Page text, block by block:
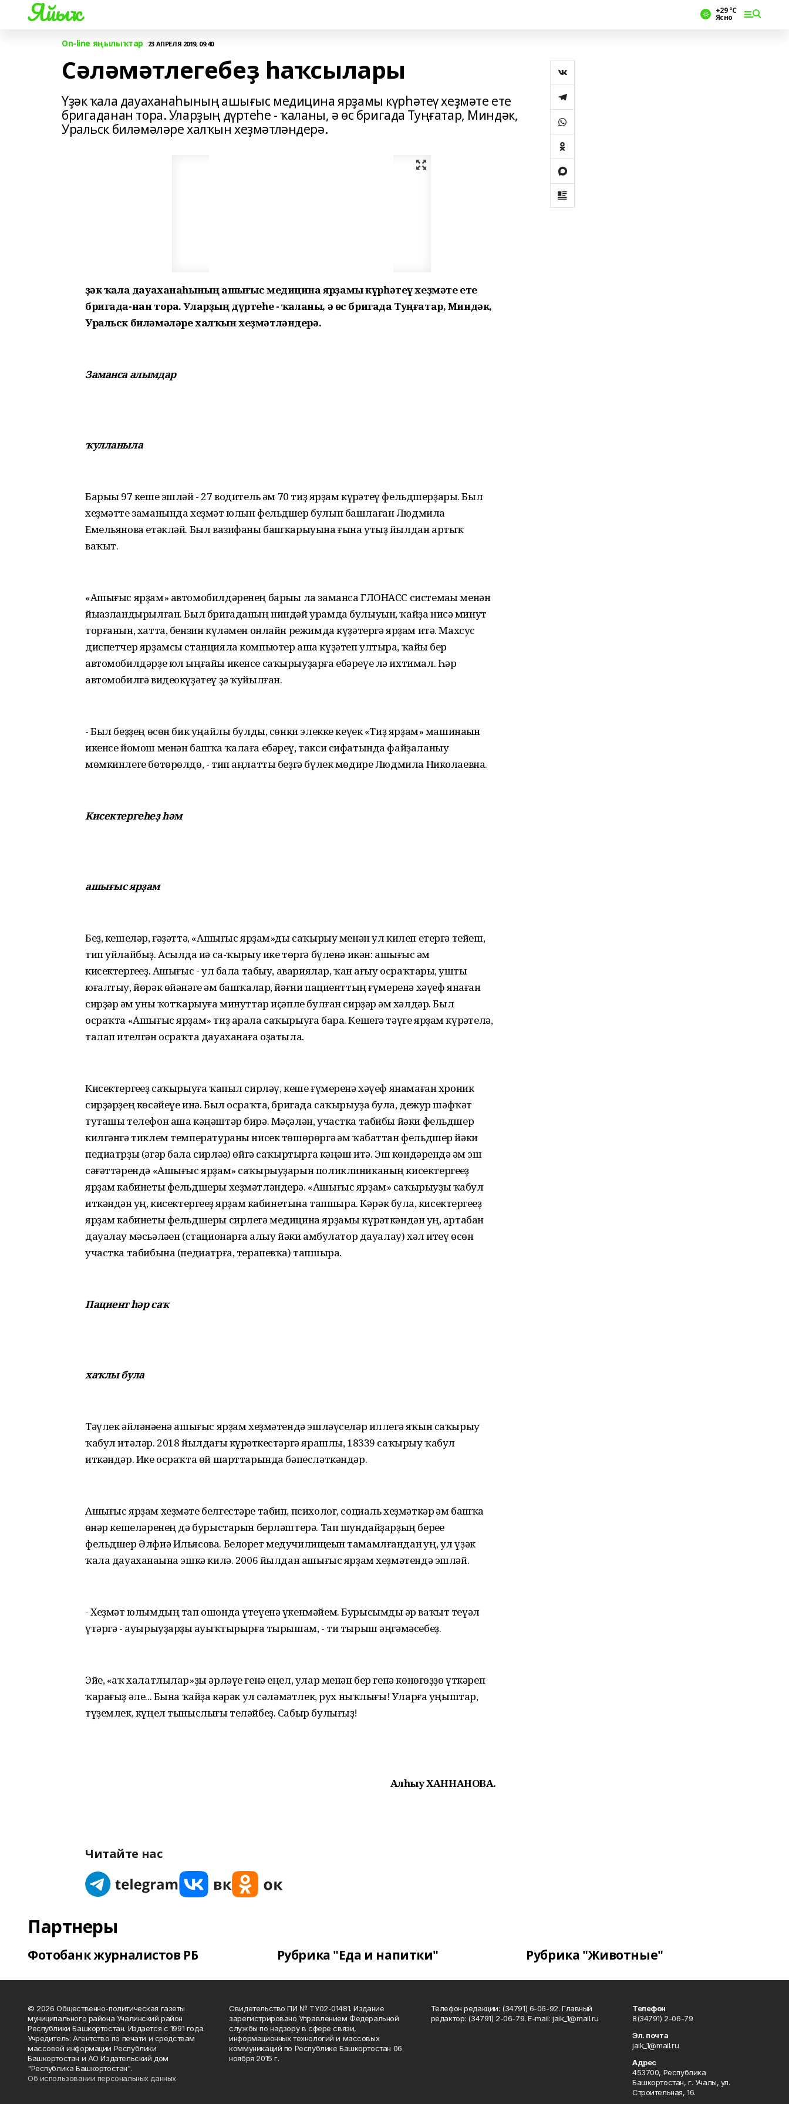
Яйыҡ +29 °С
Ясно
On-line яңылыҡтар 23 АПРЕЛЯ 2019, 09:40
Сәләмәтлегебеҙ һаҡсылары
Үҙәк ҡала дауаханаһының ашығыс медицина ярҙамы күрһәтеү хеҙмәте ете
бригаданан тора. Уларҙың дүртеһе - ҡаланы, ә өс бригада Туңғатар, Миндәк,
Уральск биләмәләре халҡын хеҙмәтләндерә.
Үҙәк ҡала дауаханаһының ашығыс медицина ярҙамы күрһәтеү хеҙмәте ете
бригада-нан тора. Уларҙың дүртеһе - ҡаланы, ә өс бригада Туңғатар, Миндәк,
Уральск биләмәләре халҡын хеҙмәтләндерә.
Заманса алымдар
ҡулланыла
Барыһы 97 кеше эшләй - 27 водитель һәм 70 тиҙ ярҙам күрһәтеү фельдшерҙары. Был
хеҙмәтте заманында хеҙмәт юлын фельдшер булып башлаған Людмила
Емельянова етәкләй. Был вазифаны башҡарыуына ғына утыҙ йылдан артыҡ
ваҡыт.
«Ашығыс ярҙам» автомобилдәренең барыһы ла заманса ГЛОНАСС системаһы менән
йыһазландырылған. Был бригаданың ниндәй урамда булыуын, ҡайҙа нисә минут
торғанын, хатта, бензин күләмен онлайн режимда күҙәтергә ярҙам итә. Махсус
диспетчер ярҙамсы станцияла компьютер аша күҙәтеп ултыра, ҡайһы бер
автомобилдәрҙе юл ыңғайы икенсе саҡырыуҙарға ебәреүе лә ихтимал. Һәр
автомобилгә видеокүҙәтеү ҙә ҡуйылған.
- Был беҙҙең өсөн бик уңайлы булды, сөнки элекке кеүек «Тиҙ ярҙам» машинаһын
икенсе йомош менән башҡа ҡалаға ебәреү, такси сифатында файҙаланыу
мөмкинлеге бөтөрөлдө, - тип аңлатты беҙгә бүлек мөдире Людмила Николаевна.
Кисектергеһеҙ һәм
ашығыс ярҙам
Беҙ, кешеләр, ғәҙәттә, «Ашығыс ярҙам»ды саҡырыу менән ул килеп етергә тейеш,
тип уйлайбыҙ. Асылда иһә са-ҡырыу ике төргә бүленә икән: ашығыс һәм
кисектергеһеҙ. Ашығыс - ул бала табыу, авариялар, ҡан ағыу осраҡтары, һушты
юғалтыу, йөрәк өйәнәге һәм башҡалар, йәғни пациенттың ғүмеренә хәүеф янаған
сирҙәр һәм уны ҡотҡарыуға минуттар иҫәпле булған сирҙәр һәм хәлдәр. Был
осраҡта «Ашығыс ярҙам» тиҙ арала саҡырыуға бара. Кешегә тәүге ярҙам күрһәтелә,
талап ителгән осраҡта дауаханаға оҙатыла.
Кисектергеһеҙ саҡырыуға ҡапыл сирләү, кеше ғүмеренә хәүеф янамаған хроник
сирҙәрҙең көсәйеүе инә. Был осраҡта, бригада саҡырыуҙа булһа, дежур шәфҡәт
туташы телефон аша кәңәштәр бирә. Мәҫәлән, участка табибы йәки фельдшер
килгәнгә тиклем температураны нисек төшөрөргә һәм ҡабаттан фельдшер йәки
педиатрҙы (әгәр бала сирләһә) өйгә саҡыртырға кәңәш итә. Эш көндәрендә һәм эш
сәғәттәрендә «Ашығыс ярҙам» саҡырыуҙарын поликлиниканың кисектергеһеҙ
ярҙам кабинеты фельдшеры хеҙмәтләндерә. «Ашығыс ярҙам» саҡырыуҙы ҡабул
иткәндән һуң, кисектергеһеҙ ярҙам кабинетына тапшыра. Кәрәк булһа, кисектергеһеҙ
ярҙам кабинеты фельдшеры сирлегә медицина ярҙамы күрһәткәндән һуң, артабан
дауалау мәсьәләһен (стационарға һалыу йәки амбулатор дауалау) хәл итеү өсөн
участка табибына (педиатрға, терапевҡа) тапшыра.
Пациент һәр саҡ
хаҡлы була
Тәүлек әйләнәһенә ашығыс ярҙам хеҙмәтендә эшләүселәр иллегә яҡын саҡырыу
ҡабул итәләр. 2018 йылдағы күрһәткестәргә ярашлы, 18339 саҡырыу ҡабул
иткәндәр. Ике осраҡта өй шарттарында бәпесләткәндәр.
Ашығыс ярҙам хеҙмәте белгестәре табип, психолог, социаль хеҙмәткәр һәм башҡа
һөнәр кешеләренең дә бурыстарын берләштерә. Тап шундайҙарҙың береһе
фельдшер Әлфиә Ильясова. Белорет медучилищеһын тамамлғандан һуң, ул үҙәк
ҡала дауаханаһына эшкә килә. 2006 йылдан ашығыс ярҙам хеҙмәтендә эшләй.
- Хеҙмәт юлымдың тап ошонда үтеүенә үкенмәйем. Бурысымды һәр ваҡыт теүәл
үтәргә - ауырыуҙарҙы һауыҡтырырға тырышам, - ти тырыш әңгәмәсебеҙ.
Эйе, «аҡ халатлылар»ҙы әрләүе генә еңел, улар менән бер генә көнөгөҙҙө үткәреп
ҡарағыҙ әле... Бына ҡайҙа кәрәк ул сәләмәтлек, рух ныҡлығы! Уларға уңыштар,
түҙемлек, күңел тыныслығы теләйбеҙ. Сабыр булығыҙ!
Алһыу ХАННАНОВА.
Читайте нас
Партнеры
Фотобанк журналистов РБ Рубрика "Еда и напитки" Рубрика "Животные"
© 2026 Общественно-политическая газеты
муниципального района Учалинский район
Республики Башкортостан. Издается с 1991 года.
Учредитель: Агентство по печати и средствам
массовой информации Республики
Башкортостан и АО Издательский дом
"Республика Башкортостан".
Об использовании персональных данных
Свидетельство ПИ № ТУ02-01481. Издание
зарегистрировано Управлением Федеральной
службы по надзору в сфере связи,
информационных технологий и массовых
коммуникаций по Республике Башкортостан 06
ноября 2015 г.
Телефон редакции: (34791) 6-06-92. Главный
редактор: (34791) 2-06-79. Е-mаil: jaik_1@mail.ru
Телефон
8(34791) 2-06-79
Эл. почта
jaik_1@mail.ru
Адрес
453700, Республика
Башкортостан, г. Учалы, ул.
Строительная, 16.